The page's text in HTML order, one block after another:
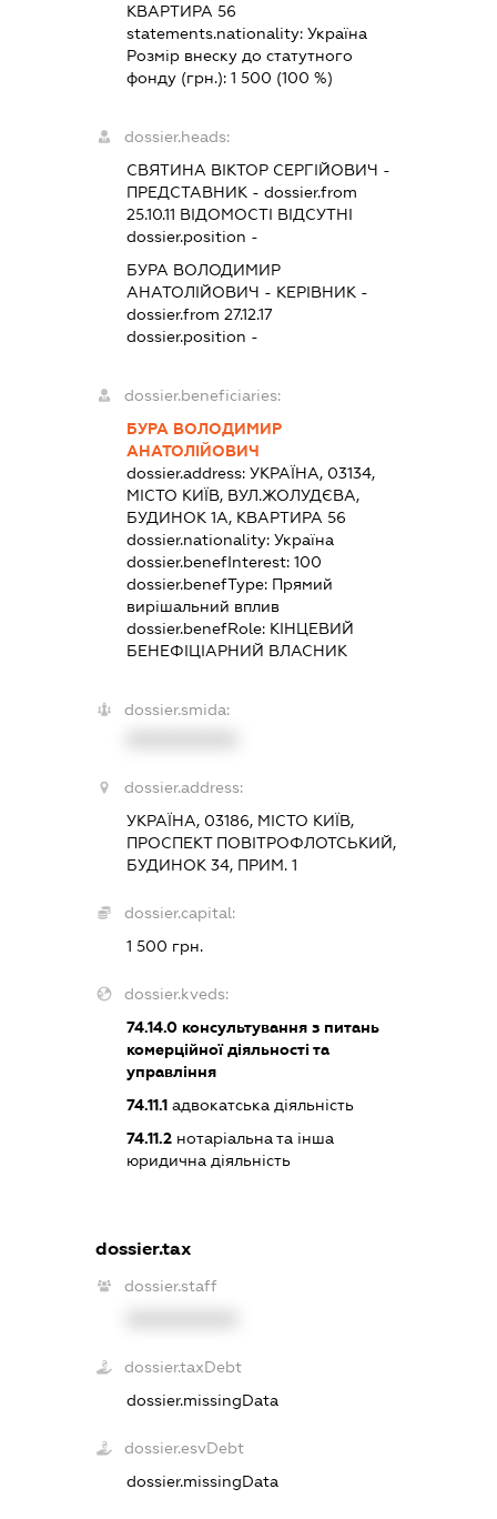
КВАРТИРА 56
statements.nationality:Україна
Розмір внеску до статутного
фонду (грн.):1 500 (100 %)
dossier.heads:
СВЯТИНА ВІКТОР СЕРГІЙОВИЧ -
ПРЕДСТАВНИК - dossier.from
25.10.11 ВІДОМОСТІ ВІДСУТНІ
dossier.position -
БУРА ВОЛОДИМИР
АНАТОЛІЙОВИЧ - КЕРІВНИК -
dossier.from 27.12.17
dossier.position -
dossier.beneficiaries:
БУРА ВОЛОДИМИР
АНАТОЛІЙОВИЧ
dossier.address:УКРАЇНА, 03134,
МІСТО КИЇВ, ВУЛ.ЖОЛУДЄВА,
БУДИНОК 1А, КВАРТИРА 56
dossier.nationality:Україна
dossier.benefInterest:100
dossier.benefType: Прямий
вирішальний вплив
dossier.benefRole: КІНЦЕВИЙ
БЕНЕФІЦІАРНИЙ ВЛАСНИК
dossier.smida:
dossier.address:
УКРАЇНА, 03186, МІСТО КИЇВ,
ПРОСПЕКТ ПОВІТРОФЛОТСЬКИЙ,
БУДИНОК 34, ПРИМ. 1
dossier.capital:
1 500 грн.
dossier.kveds:
74.14.0 консультування з питань
комерційної діяльності та
управління
74.11.1 адвокатська діяльність
74.11.2 нотаріальна та інша
юридична діяльність
dossier.tax
dossier.staff
dossier.taxDebt
dossier.missingData
dossier.esvDebt
dossier.missingData